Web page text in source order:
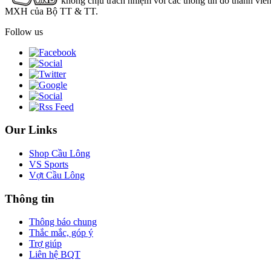
MXH của Bộ TT & TT.
Follow us
Our Links
Shop Cầu Lông
VS Sports
Vợt Cầu Lông
Thông tin
Thông báo chung
Thắc mắc, góp ý
Trợ giúp
Liên hệ BQT